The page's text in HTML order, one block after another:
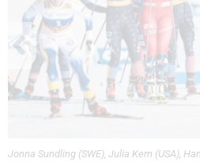
Jonna Sundling (SWE), Julia Kern (USA),